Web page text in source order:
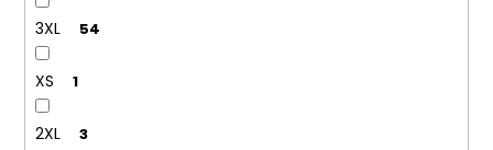
3XL 54
XS 1
2XL 3